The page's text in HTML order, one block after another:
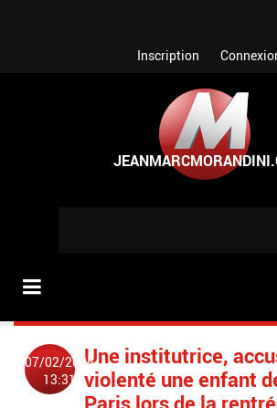
Inscription
07/02/2025
13:31
Une institutrice,
violenté une enfant